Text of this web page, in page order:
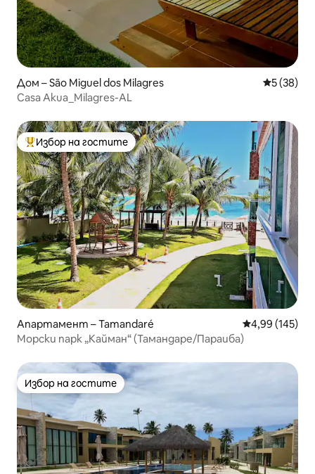
Дом – São Miguel dos Milagres Средна
5 (38)
Casa Akua_Milagres-AL
Най-популярен избор на гостите
Избор на гостите
Апартамент – Tamandaré Средна
4,99 (145)
Морски парк „Кайман“ (Тамандаре/Параиба)
Избор на гостите
Избор на гостите